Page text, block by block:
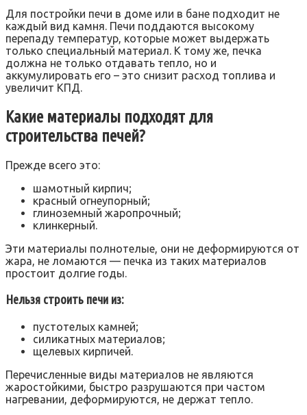
Для постройки печи в доме или в бане подходит не
каждый вид камня. Печи поддаются высокому
перепаду температур, которые может выдержать
только специальный материал. К тому же, печка
должна не только отдавать тепло, но и
аккумулировать его – это снизит расход топлива и
увеличит КПД.
Какие материалы подходят для
строительства печей?
Прежде всего это:
шамотный кирпич;
красный огнеупорный;
глиноземный жаропрочный;
клинкерный.
Эти материалы полнотелые, они не деформируются от
жара, не ломаются — печка из таких материалов
простоит долгие годы.
Нельзя строить печи из:
пустотелых камней;
силикатных материалов;
щелевых кирпичей.
Перечисленные виды материалов не являются
жаростойкими, быстро разрушаются при частом
нагревании, деформируются, не держат тепло.